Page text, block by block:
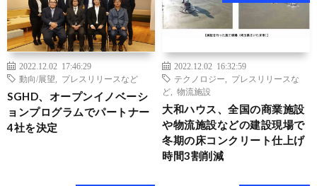
2022.12.02 17:46:29
動向/展望
プレスリリースなど
SGHD、オープンイノベーシ
ョンプログラムでパートナー
4社を決定
2022.12.02 16:32:59
テクノロジー
プレスリリースな
ど
物流施設
大和ハウス、全国の商業施設
や物流施設などの建設現場で
冬期の床コンクリート仕上げ
時間3割削減